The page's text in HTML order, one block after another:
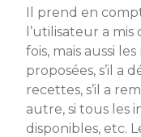
Il prend en
l’utilisateur a
fois, mais aussi
proposées, s’il a
recettes, s’il a
autre, si tous les
disponibles, etc.